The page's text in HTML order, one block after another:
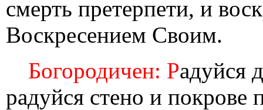
смерть претерпети, и
Воскресением Своим.
Богородичен: Радуйся
радуйся стено и